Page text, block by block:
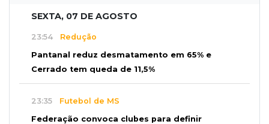
SEXTA, 07 DE AGOSTO
23:54 Redução
Pantanal reduz desmatamento em 65% e
Cerrado tem queda de 11,5%
23:35 Futebol de MS
Federação convoca clubes para definir